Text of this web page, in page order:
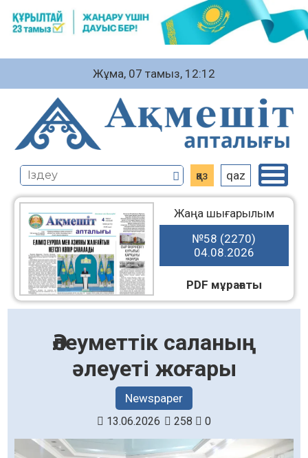
Жұма, 07 тамыз, 12:12
қаз qaz
Жаңа шығарылым
№58 (2270)
04.08.2026
PDF мұрағаты
Әлеуметтік саланың
әлеуеті жоғары
Newspaper
13.06.2026 258 0